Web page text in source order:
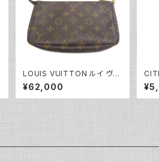
LOUIS VUITTON ルイ ヴィ
トン ポシェット アクセソワー
ル ポーチ モノグラム M5198
0 Y05227
¥62,000
エコ
ー
シ